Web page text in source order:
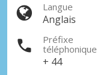
Langue
Anglais
Préfixe
téléphonique
+ 44